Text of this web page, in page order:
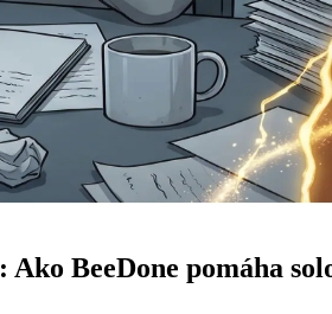
BeeDone pomáha